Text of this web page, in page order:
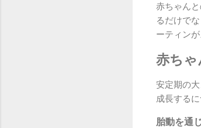
赤ちゃん
るだけで
ーティン
赤ちゃ
安定期の
成長する
胎動を通